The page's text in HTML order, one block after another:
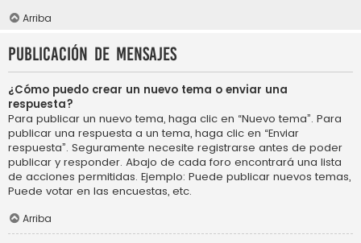
Arriba
Publicación de mensajes
¿Cómo puedo crear un nuevo tema o enviar una
respuesta?
Para publicar un nuevo tema, haga clic en “Nuevo tema”. Para
publicar una respuesta a un tema, haga clic en “Enviar
respuesta”. Seguramente necesite registrarse antes de poder
publicar y responder. Abajo de cada foro encontrará una lista
de acciones permitidas. Ejemplo: Puede publicar nuevos temas,
Puede votar en las encuestas, etc.
Arriba